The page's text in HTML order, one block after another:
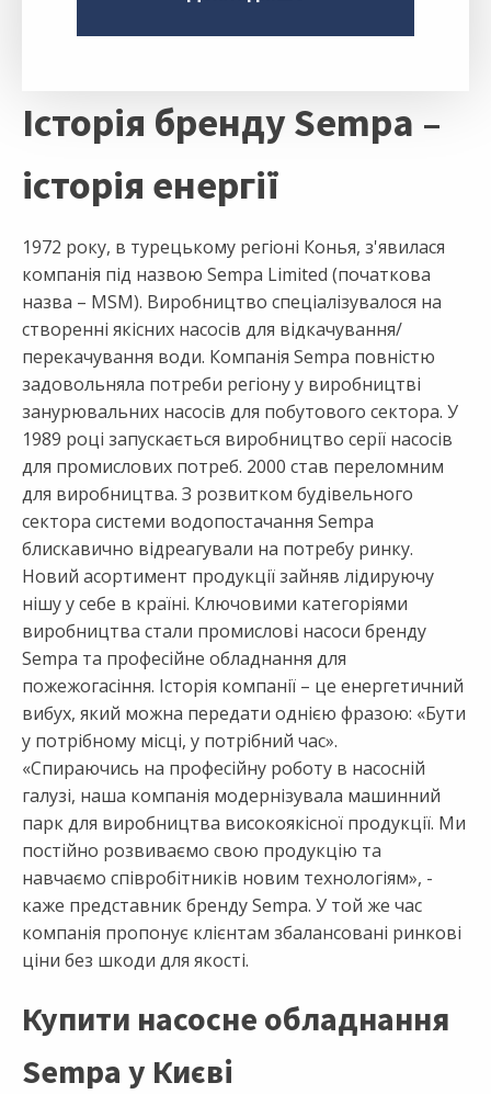
Історія бренду Sempa –
історія енергії
1972 року, в турецькому регіоні Конья, з'явилася
компанія під назвою Sempa Limited (початкова
назва – MSM). Виробництво спеціалізувалося на
створенні якісних насосів для відкачування/
перекачування води. Компанія Sempa повністю
задовольняла потреби регіону у виробництві
занурювальних насосів для побутового сектора. У
1989 році запускається виробництво серії насосів
для промислових потреб. 2000 став переломним
для виробництва. З розвитком будівельного
сектора системи водопостачання Sempa
блискавично відреагували на потребу ринку.
Новий асортимент продукції зайняв лідируючу
нішу у себе в країні. Ключовими категоріями
виробництва стали промислові насоси бренду
Sempa та професійне обладнання для
пожежогасіння. Історія компанії – це енергетичний
вибух, який можна передати однією фразою: «Бути
у потрібному місці, у потрібний час».
«Спираючись на професійну роботу в насосній
галузі, наша компанія модернізувала машинний
парк для виробництва високоякісної продукції. Ми
постійно розвиваємо свою продукцію та
навчаємо співробітників новим технологіям», -
каже представник бренду Sempa. У той же час
компанія пропонує клієнтам збалансовані ринкові
ціни без шкоди для якості.
Купити насосне обладнання
Sempa у Києві